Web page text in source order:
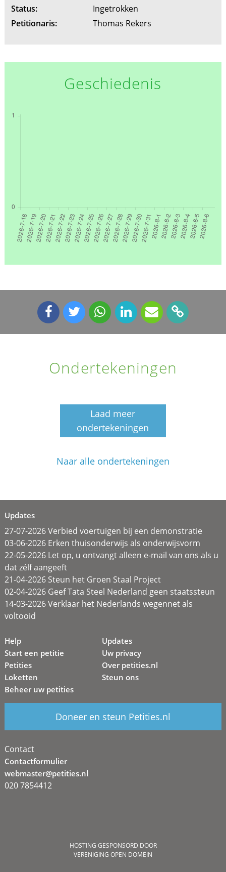
Status:
Ingetrokken
Petitionaris:
Thomas Rekers
Geschiedenis
Ondertekeningen
Laad meer
ondertekeningen
Naar alle ondertekeningen
Updates
27-07-2026 Verbied voertuigen bij een demonstratie
03-06-2026 Erken thuisonderwijs als onderwijsvorm
22-05-2026 Let op, u ontvangt alleen e-mail van ons als u
dat zélf aangeeft
21-04-2026 Steun het Groen Staal Project
02-04-2026 Geef Tata Steel Nederland geen staatssteun
14-03-2026 Verklaar het Nederlands wegennet als
voltooid
Help
Start een petitie
Petities
Loketten
Beheer uw petities
Updates
Uw privacy
Over petities.nl
Steun ons
Doneer en steun Petities.nl
Contact
Contactformulier
webmaster@petities.nl
020 7854412
HOSTING GESPONSORD DOOR
VERENIGING OPEN DOMEIN